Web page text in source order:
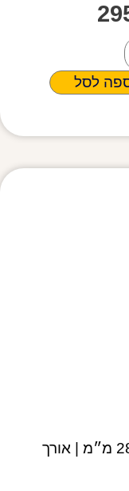
לסל
• מידות גובה 139 מ״מ | רוחב 280 מ״מ | אורך